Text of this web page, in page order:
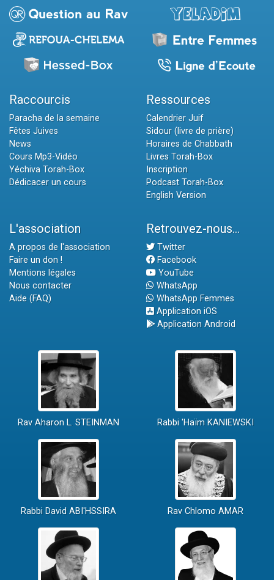
Raccourcis
Paracha de la semaine
Fêtes Juives
News
Cours Mp3-Vidéo
Yéchiva Torah-Box
Dédicacer un cours
Ressources
Calendrier Juif
Sidour (livre de prière)
Horaires de Chabbath
Livres Torah-Box
Inscription
Podcast Torah-Box
English Version
L'association
A propos de l'association
Faire un don !
Mentions légales
Nous contacter
Aide (FAQ)
Retrouvez-nous...
Twitter
Facebook
YouTube
WhatsApp
WhatsApp Femmes
Application iOS
Application Android
Rav Aharon L. STEINMAN Rabbi 'Haïm KANIEWSKI
Rabbi David ABI'HSSIRA Rav Chlomo AMAR